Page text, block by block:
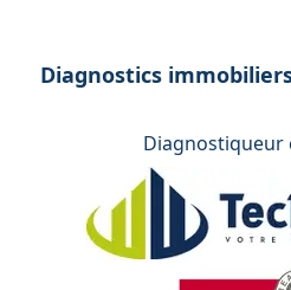
Diagnostics
Diagnostiqueur